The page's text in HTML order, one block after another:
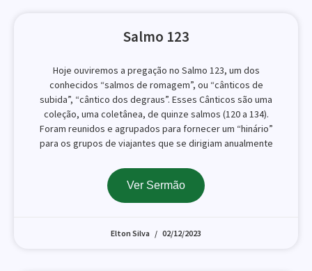
Salmo 123
Hoje ouviremos a pregação no Salmo 123, um dos
conhecidos “salmos de romagem”, ou “cânticos de
subida”, “cântico dos degraus”. Esses Cânticos são uma
coleção, uma coletânea, de quinze salmos (120 a 134).
Foram reunidos e agrupados para fornecer um “hinário”
para os grupos de viajantes que se dirigiam anualmente
Ver Sermão
Elton Silva 02/12/2023